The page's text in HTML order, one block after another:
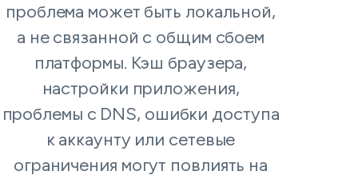
проблема может быть локальной,
а не связанной с общим сбоем
платформы. Кэш браузера,
настройки приложения,
проблемы с DNS, ошибки доступа
к аккаунту или сетевые
ограничения могут повлиять на